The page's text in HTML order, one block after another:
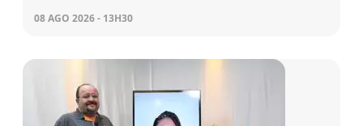
08 AGO 2026 - 13H30